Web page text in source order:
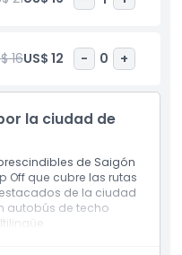
interesantes,
que la experiencia no
informativa,
fáciles de descubrir
disfruta de un
16US$ 12 - 0 +
la ciudad de
de Saigón
Off que cubre las rutas
de la ciudad
autobús de techo